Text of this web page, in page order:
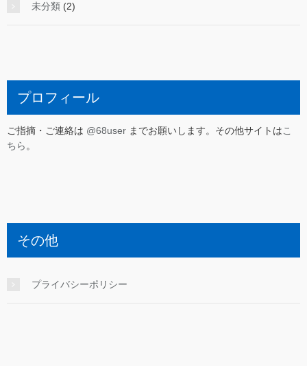
未分類 (2)
プロフィール
ご指摘・ご連絡は @68user までお願いします。その他サイトはこ
ちら 。
その他
プライバシーポリシー